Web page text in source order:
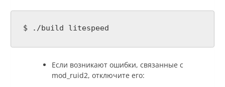
$ ./build litespeed
Если возникают ошибки, связанные с
mod_ruid2, отключите его: